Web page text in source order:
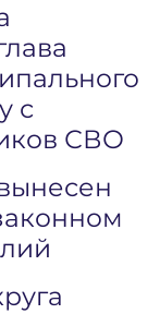
с
СВО